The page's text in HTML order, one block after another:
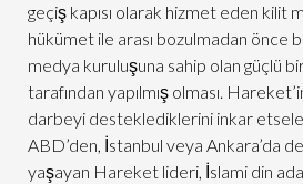
geçiş kapısı olarak hizmet eden kilit
hükümet ile arası bozulmadan önce
medya kuruluşuna sahip olan güçlü
tarafından yapılmış olması.
darbeyi desteklediklerini inkar
ABD’den, İstanbul veya Ankara’da
yaşayan Hareket lideri, İslami din